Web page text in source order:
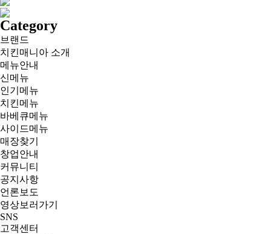
Category
브랜드
치킨매니아 소개
메뉴안내
신메뉴
인기메뉴
치킨메뉴
바베큐메뉴
사이드메뉴
매장찾기
창업안내
커뮤니티
공지사항
언론보도
영상보러가기
SNS
고객센터